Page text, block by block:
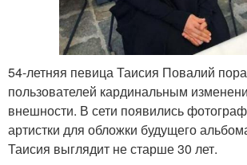
54-летняя певица Таисия Повалий
пользователей кардинальным
внешности. В сети появились
артистки для обложки будущего
Таисия выглядит не старше 30 лет.